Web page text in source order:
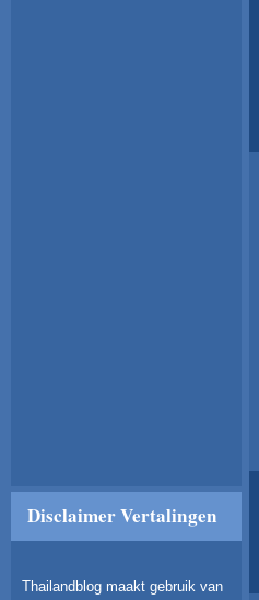
Disclaimer Vertalingen
Thailandblog maakt gebruik van